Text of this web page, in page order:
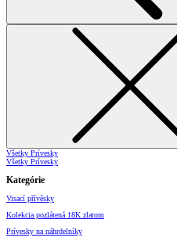
Všetky Prívesky
Všetky Prívesky
Kategórie
Visací přívěsky
Kolekcia pozlátená 18K zlatom
Prívesky na náhrdelníky